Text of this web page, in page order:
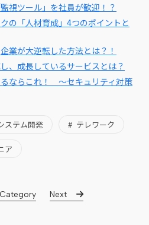
視ツール」を社員が歓迎！？
の「人材育成」4つのポイントと
業が大逆転した方法とは？！
、成長しているサービスとは？
ならこれ！ ～セキュリティ対策
ステム開発 テレワーク
ア
Category Next